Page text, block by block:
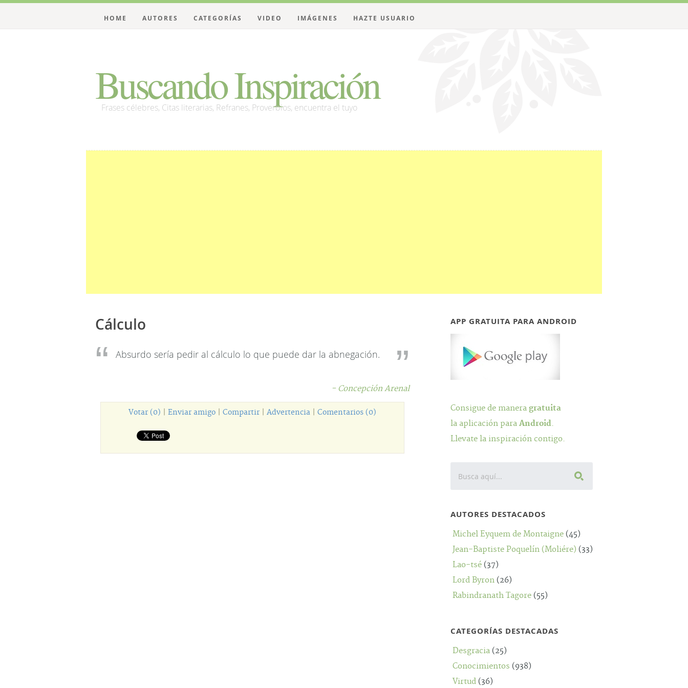
Buscando Inspiración
Frases célebres, Citas literarias, Refranes, Proverbios, encuentra el tuyo
HOME AUTORES CATEGORÍAS VIDEO IMÁGENES HAZTE USUARIO
Cálculo
Absurdo sería pedir al cálculo lo que puede dar la abnegación.
- Concepción Arenal
Votar (0) Enviar amigo Compartir Advertencia Comentarios (0)
APP GRATUITA PARA ANDROID
Consigue de maneragratuita
la aplicación paraAndroid.
Llevate la inspiración contigo.
AUTORES DESTACADOS
Michel Eyquem de Montaigne (45)
Jean-Baptiste Poquelín (Moliére) (33)
Lao-tsé (37)
Lord Byron (26)
Rabindranath Tagore (55)
CATEGORÍAS DESTACADAS
Desgracia (25)
Conocimientos (938)
Virtud (36)